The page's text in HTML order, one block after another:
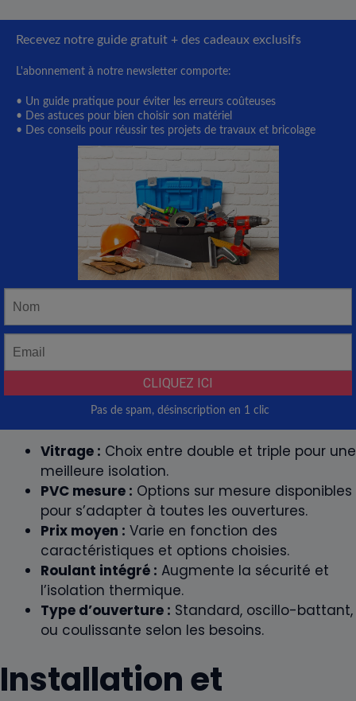
Vitrage : Choix entre double et triple pour une
meilleure isolation.
PVC mesure : Options sur mesure disponibles
pour s’adapter à toutes les ouvertures.
Prix moyen : Varie en fonction des
caractéristiques et options choisies.
Roulant intégré : Augmente la sécurité et
l’isolation thermique.
Type d’ouverture : Standard, oscillo-battant,
ou coulissante selon les besoins.
Installation et